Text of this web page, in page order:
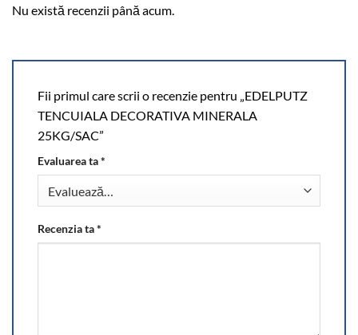
Nu există recenzii până acum.
Fii primul care scrii o recenzie pentru „EDELPUTZ
TENCUIALA DECORATIVA MINERALA
25KG/SAC”
Evaluarea ta*
Recenzia ta*